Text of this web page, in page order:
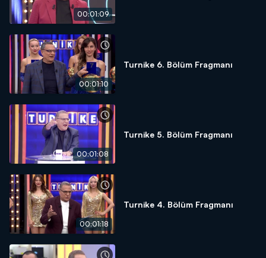
00:01:09
00:01:10
Turnike 6. Bölüm Fragmanı
00:01:08
Turnike 5. Bölüm Fragmanı
00:01:18
Turnike 4. Bölüm Fragmanı